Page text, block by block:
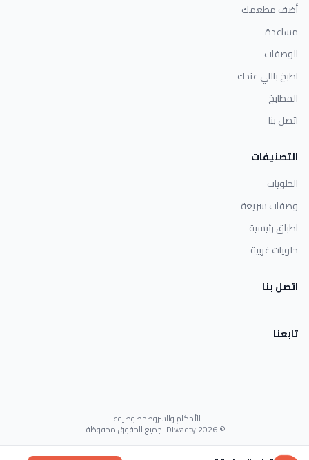
أضف مطعمك
مساعدة
الوصفات
اطبخ باللي عندك
المطابخ
اتصل بنا
التصنيفات
الحلويات
وصفات سريعة
اطباق رئيسية
حلويات غربية
اتصل بنا
تابعنا
الأحكام والشروطخصوصيةعنا
© 2026 Dlwaqty. جميع الحقوق محفوظة.
Powered byGAIT